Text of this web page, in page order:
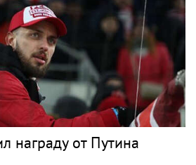
награду от Путина